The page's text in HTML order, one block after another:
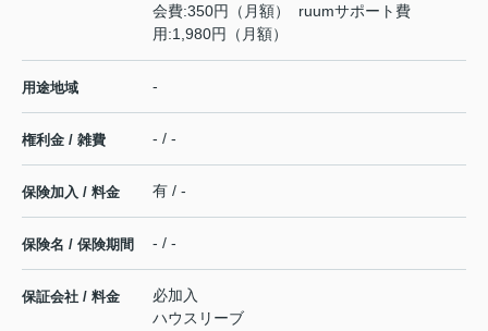
会費:350円（月額） ruumサポート費
用:1,980円（月額）
用途地域 -
権利金 / 雑費 - / -
保険加入 / 料金 有 / -
保険名 / 保険期間 - / -
保証会社 / 料金
必加入
ハウスリーブ